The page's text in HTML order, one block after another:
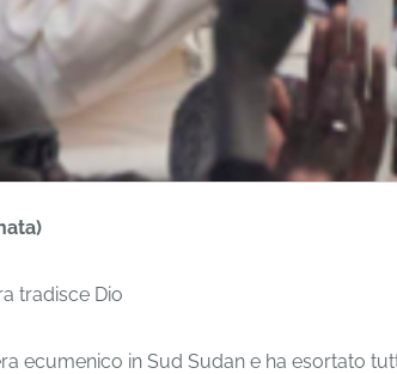
tradisce Dio
ecumenico in Sud Sudan e ha esortato